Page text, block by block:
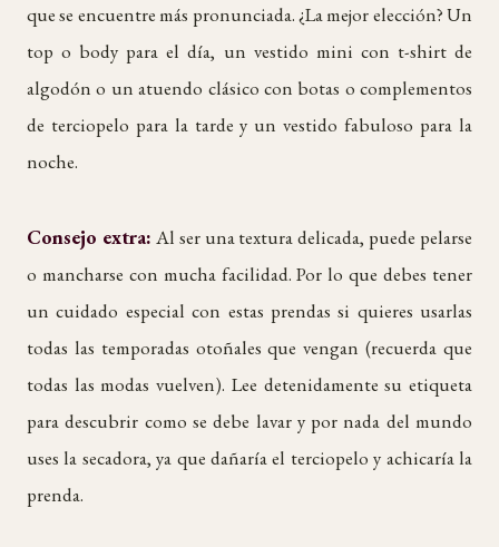
que se encuentre más pronunciada. ¿La mejor elección? Un
top o body para el día, un vestido mini con t-shirt de
algodón o un atuendo clásico con botas o complementos
de terciopelo para la tarde y un vestido fabuloso para la
noche.
Consejo extra: Al ser una textura delicada, puede pelarse
o mancharse con mucha facilidad. Por lo que debes tener
un cuidado especial con estas prendas si quieres usarlas
todas las temporadas otoñales que vengan (recuerda que
todas las modas vuelven). Lee detenidamente su etiqueta
para descubrir como se debe lavar y por nada del mundo
uses la secadora, ya que dañaría el terciopelo y achicaría la
prenda.